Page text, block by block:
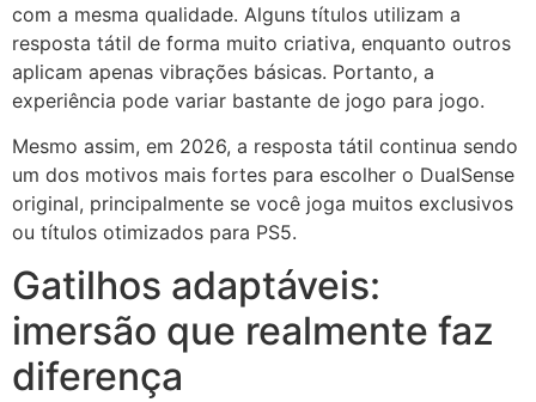
com a mesma qualidade. Alguns títulos utilizam a
resposta tátil de forma muito criativa, enquanto outros
aplicam apenas vibrações básicas. Portanto, a
experiência pode variar bastante de jogo para jogo.
Mesmo assim, em 2026, a resposta tátil continua sendo
um dos motivos mais fortes para escolher o DualSense
original, principalmente se você joga muitos exclusivos
ou títulos otimizados para PS5.
Gatilhos adaptáveis:
imersão que realmente faz
diferença